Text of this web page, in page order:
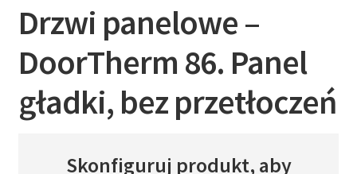
Drzwi panelowe –
DoorTherm 86. Panel
gładki, bez przetłoczeń
Skonfiguruj produkt, aby